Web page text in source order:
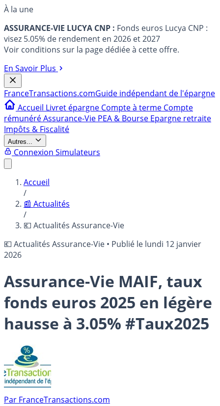
À la une
ASSURANCE-VIE LUCYA CNP : Fonds euros Lucya CNP :
visez 5.05% de rendement en 2026 et 2027
Voir conditions sur la page dédiée à cette offre.
En Savoir Plus
FranceTransactions.comGuide indépendant de l'épargne
Accueil Livret épargne Compte à terme Compte
rémunéréAssurance-Vie PEA & Bourse Epargne retraite
Impôts & Fiscalité
Autres...
Connexion Simulateurs
Accueil
/
📰 Actualités
/
💶 Actualités Assurance-Vie
💶 Actualités Assurance-Vie • Publié le lundi 12 janvier
2026
Assurance-Vie MAIF, taux
fonds euros 2025 en légère
hausse à 3.05% #Taux2025
Par FranceTransactions.com